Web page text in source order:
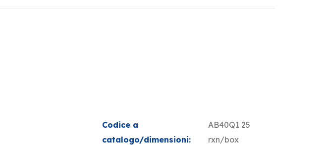
Codice a
catalogo/dimensioni:
AB40Q1 25
rxn/box